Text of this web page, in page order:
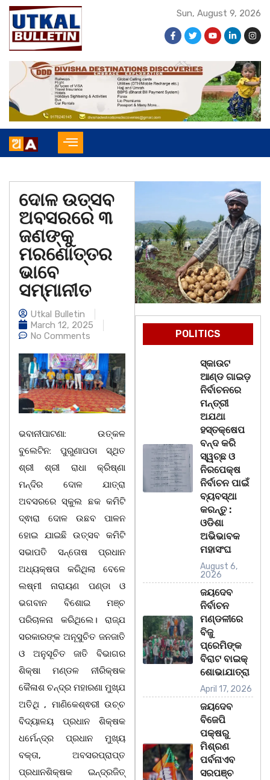
Sun, August 9, 2026
ଦୋଳ ଉତ୍ସବ
ଅବସରରେ ୩
ଜଣଙ୍କୁ
ମରଣୋତ୍ତର
ଭାବେ
ସମ୍ମାନୀତ
Utkal Bulletin
March 12, 2025
No Comments
ଭବାନୀପାଟଣା: ଉତ୍କଳ
ବୁଲେଟିନ: ପୁରୁଣାପଡା ସ୍ଥିତ
ଶ୍ରୀ ଶ୍ରୀ ରାଧା କ୍ରିଷ୍ଣା
ମନ୍ଦିର ଦୋଳ ଯାତ୍ରା
ଅବସରରେ ସ୍କୁଲ ଛକ କମିଟି
ଦ୍ଵାରା ଦୋଳ ଉଛବ ପାଳନ
ହୋଇ ଯାଇଛି ଉତ୍ସବ କମିଟି
ସଭାପତି ସନ୍ତୋଷ ପ୍ରଧାନ
ଅଧ୍ୟକ୍ଷତା କରିଥିଲା ବେଳେ
ଲଷ୍ମୀ ନାରାୟଣ ପଣ୍ଡା ଓ
ଭଗବାନ ବିଶୋଇ ମଞ୍ଚ
ପରିଚାଳନା କରିଥିଲେ। ରାଜ୍ଯ
ସରକାରଙ୍କ ଅନୂସୁଚିତ ଜନଜାତି
ଓ ଅନୁସୂଚିତ ଜାତି ବିଭାଗର
ଶିକ୍ଷା ମଣ୍ଡଳ ନୀରିକ୍ଷକ
କୈଳାଶ ଚନ୍ଦ୍ର ମହାରଣା ମୁଖ୍ଯ
ଅତିଥି , ମାଣିକେଶ୍ଵରୀ ଉଚ୍ଚ
ବିଦ୍ୟାଳୟ ପ୍ରଧାନ ଶିକ୍ଷକ
ଧର୍ମେନ୍ଦ୍ର ପ୍ରଧାନ ମୁଖ୍ୟ
ବକ୍ତା, ଅବସରପ୍ରାପ୍ତ
ପ୍ରଧାନଶିକ୍ଷକ ଇନ୍ଦ୍ରଜିତ୍
POLITICS
ସ୍କାଉଟ
ଆଣ୍ଡ ଗାଇଡ଼
ନିର୍ବାଚନରେ
ମନ୍ତ୍ରୀ
ଅଯଥା
ହସ୍ତକ୍ଷେପ
ବନ୍ଦ କରି
ସ୍ୱଚ୍ଛ ଓ
ନିରପେକ୍ଷ
ନିର୍ବାଚନ ପାଇଁ
ବ୍ୟବସ୍ଥା
କରନ୍ତୁ :
ଓଡିଶା
ଅଭିଭାବକ
ମହାସଂଘ
August 6,
2026
ଜୟଦେବ
ନିର୍ବାଚନ
ମଣ୍ଡଳୀରେ
ବିଜୁ
ପ୍ରେମିଙ୍କ
ବିରାଟ ବାଇକ୍
ଶୋଭାଯାତ୍ରା
April 17, 2026
ଜୟଦେବ
ବିଜେପି
ପକ୍ଷରୁ
ମିଶ୍ରଣ
ପର୍ବନାଏବ
ସରପଞ୍ଚ